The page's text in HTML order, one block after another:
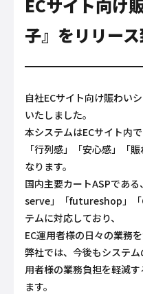
ECサイト向け
子』をリリース
自社ECサイト向け賑わい
いたしました。
本システムはECサイト内
「行列感」「安心感」「
なります。
国内主要カートASPであ
serve」「futureshop」「
テムに対応しており、
EC運用者様の日々の業務
弊社では、今後もシステ
用者様の業務負担を軽減
ます。